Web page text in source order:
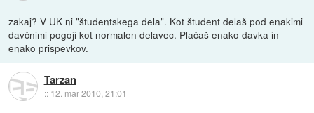
zakaj? V UK ni "študentskega dela". Kot študent delaš pod enakimi
davčnimi pogoji kot normalen delavec. Plačaš enako davka in
enako prispevkov.
Tarzan
:: 12. mar 2010, 21:01